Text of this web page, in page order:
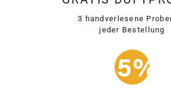
3 handverlesene
jeder Bestellung